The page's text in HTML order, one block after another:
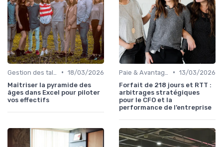
• 18/03/2026
Maîtriser la pyramide des
âges dans Excel pour piloter
vos effectifs
• 13/03/2026
Forfait de 218 jours et RTT :
arbitrages stratégiques
pour le CFO et la
performance de l’entreprise